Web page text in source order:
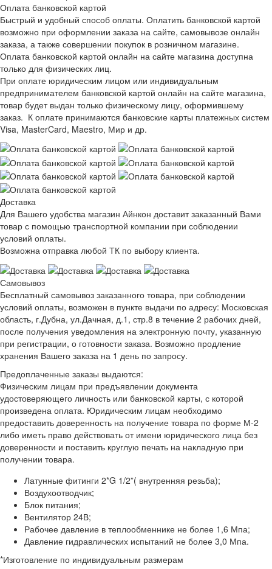
Оплата банковской картой
Быстрый и удобный способ оплаты. Оплатить банковской картой
возможно при оформлении заказа на сайте, самовывозе онлайн
заказа, а также совершении покупок в розничном магазине.
Оплата банковской картой онлайн на сайте магазина доступна
только для физических лиц.
При оплате юридическим лицом или индивидуальным
предпринимателем банковской картой онлайн на сайте магазина,
товар будет выдан только физическому лицу, оформившему
заказ. К оплате принимаются банковские карты платежных систем
Visa, MasterCard, Maestro, Мир и др.
Доставка
Для Вашего удобства магазин Айнкон доставит заказанный Вами
товар с помощью транспортной компании при соблюдении
условий оплаты.
Возможна отправка любой ТК по выбору клиента.
Самовывоз
Бесплатный самовывоз заказанного товара, при соблюдении
условий оплаты, возможен в пункте выдачи по адресу: Московская
область, г.Дубна, ул.Дачная, д.1, стр.8 в течение 2 рабочих дней,
после получения уведомления на электронную почту, указанную
при регистрации, о готовности заказа. Возможно продление
хранения Вашего заказа на 1 день по запросу.
Предоплаченные заказы выдаются:
Физическим лицам при предъявлении документа
удостоверяющего личность или банковской карты, с которой
произведена оплата. Юридическим лицам необходимо
предоставить доверенность на получение товара по форме М-2
либо иметь право действовать от имени юридического лица без
доверенности и поставить круглую печать на накладную при
получении товара.
Латунные фитинги 2*G 1/2”( внутренняя резьба);
Воздухоотводчик;
Блок питания;
Вентилятор 24В;
Рабочее давление в теплообменнике не более 1,6 Мпа;
Давление гидравлических испытаний не более 3,0 Мпа.
*Изготовление по индивидуальным размерам